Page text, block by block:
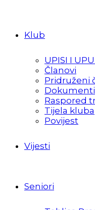
Klub
UPISI I
Članovi
Pridruženi
Dokumenti
Raspored
Tijela kluba
Povijest
Vijesti
Seniori